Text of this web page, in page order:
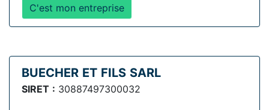
C'est mon entreprise
BUECHER ET FILS SARL
SIRET : 30887497300032